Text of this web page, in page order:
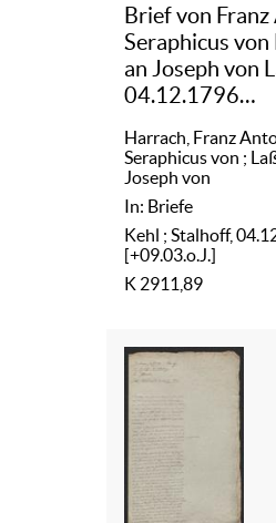
Brief von
Seraphicus
an Joseph von
04.12.1796
Harrach, Franz
Seraphicus von ;
Joseph von
In: Briefe
Kehl ; Stalhoff,
[+09.03.o.J.]
K 2911,89